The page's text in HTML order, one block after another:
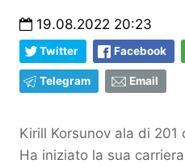
19.08.2022 20:23
Twitter Facebook
Telegram Email
Kirill Korsunov ala di
Ha iniziato la sua